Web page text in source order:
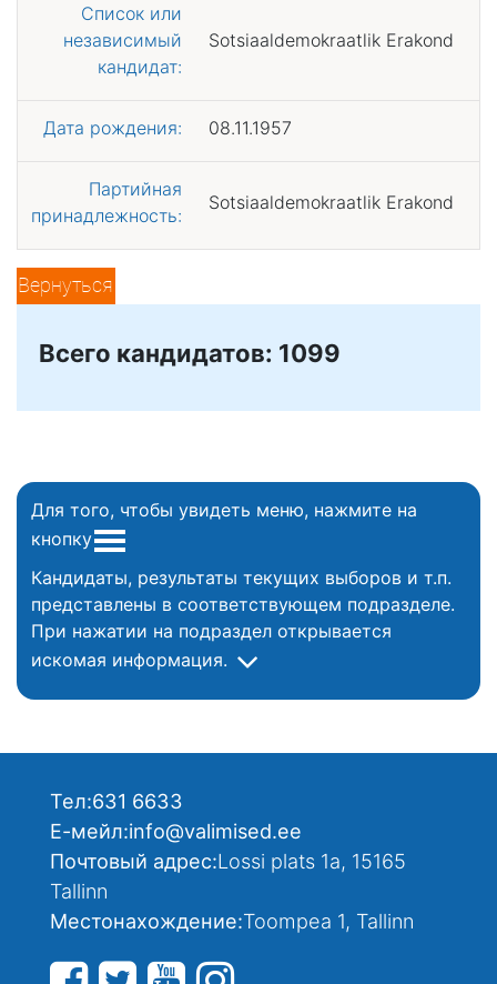
Список или
независимый
кандидат:
Sotsiaaldemokraatlik Erakond
Дата рождения: 08.11.1957
Партийная
принадлежность:
Sotsiaaldemokraatlik Erakond
Вернуться
Всего кандидатов: 1099
Для того, чтобы увидеть меню, нажмите на
кнопку
Кандидаты, результаты текущих выборов и т.п.
представлены в соответствующем подразделе.
При нажатии на подраздел открывается
искомая информация.
Тел:631 6633
Е-мейл:info@valimised.ee
Почтовый адрес:Lossi plats 1a, 15165
Tallinn
Местонахождение:Toompea 1, Tallinn